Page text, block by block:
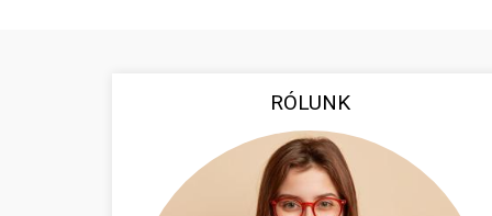
RÓLUNK